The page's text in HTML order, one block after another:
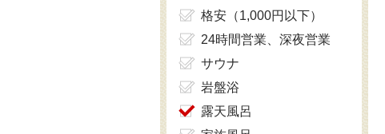
格安（1,000円以下）
24時間営業、深夜営業
サウナ
岩盤浴
露天風呂